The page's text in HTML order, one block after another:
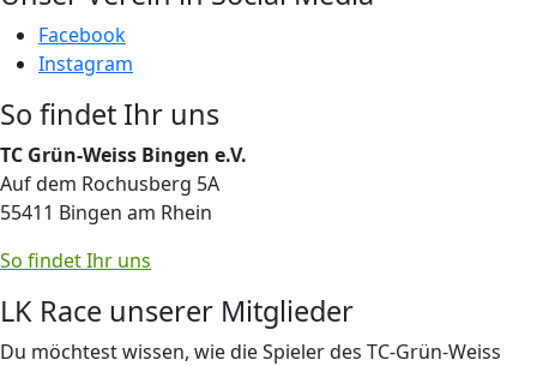
Facebook
Instagram
So findet Ihr uns
TC Grün-Weiss Bingen e.V.
Auf dem Rochusberg 5A
55411 Bingen am Rhein
So findet Ihr uns
LK Race unserer Mitglieder
Du möchtest wissen, wie die Spieler des TC-Grün-Weiss